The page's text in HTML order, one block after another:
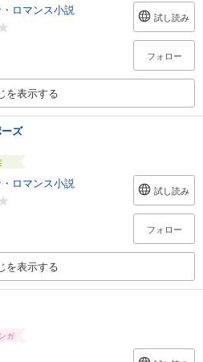
ロマンス小説
試し読み
フォロー
を表示する
ズ
ロマンス小説
試し読み
フォロー
を表示する
ガ